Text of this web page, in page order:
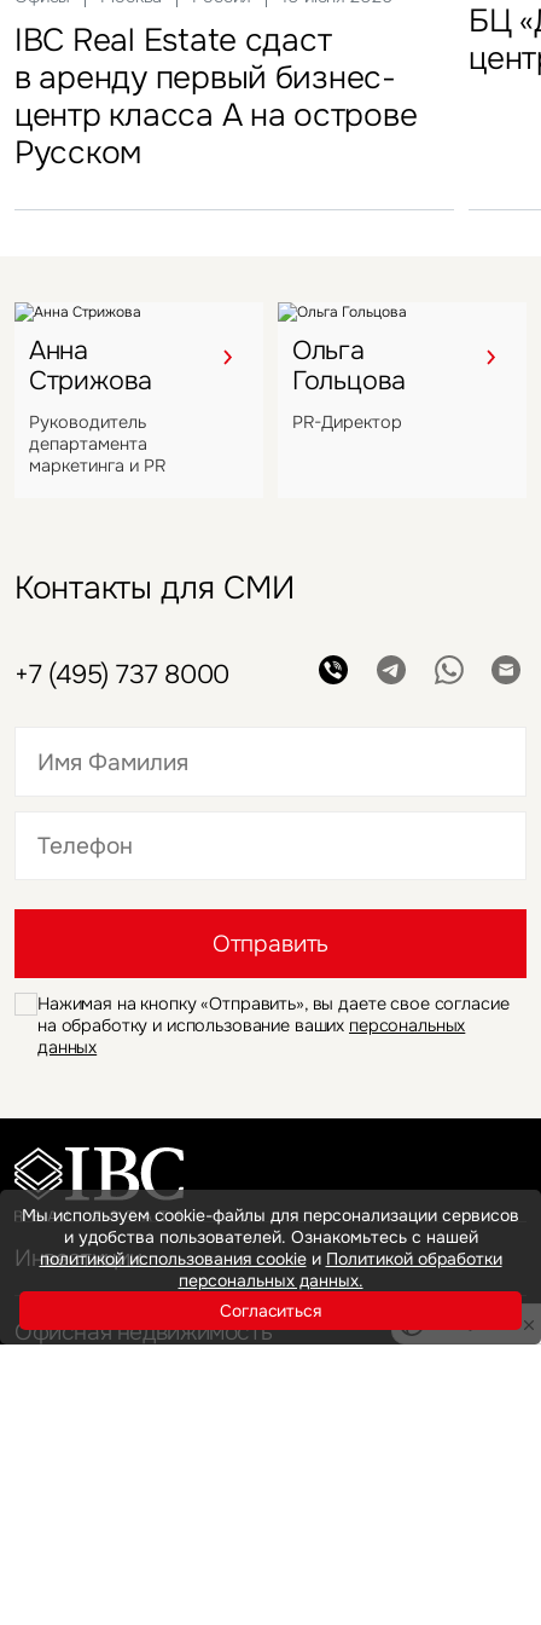
IBC Real Estate сдаст
в аренду первый бизнес-
центр класса А на острове
Русском
БЦ
FFF group – новый резидент
«Атлант-Парк»
Новый Crocus Fitness
Петровский парк откроется
в отеле Hyatt Regency
Один из крупнейших
гостиничных комплексов
Подмосковья перешел
под управление компании
«Солнце Москвы», ВДНХ
Анна
Стрижова
Руководитель
департамента
маркетинга и PR
Ольга
Гольцова
PR-Директор
Контакты для СМИ
+7 (495) 737 8000
Отправить
Нажимая на кнопку «Отправить», вы даете свое согласие
на обработку и использование ваших персональных
данных
Инвестиции
Офисная недвижимость
Мы используем cookie-файлы для персонализации сервисов
и удобства пользователей. Ознакомьтесь с нашей
политикой использования cookieи Политикой обработки
персональных данных.
Согласиться